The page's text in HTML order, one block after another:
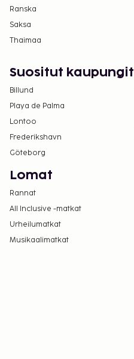
Ranska
Saksa
Thaimaa
Suositut kaupungit
Billund
Playa de Palma
Lontoo
Frederikshavn
Göteborg
Lomat
Rannat
All Inclusive -matkat
Urheilumatkat
Musikaalimatkat